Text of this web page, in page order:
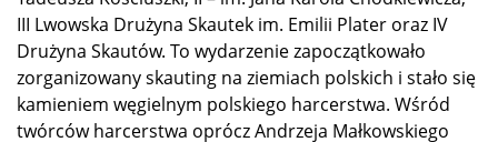
III Lwowska Drużyna Skautek im. Emilii Plater oraz IV
Drużyna Skautów. To wydarzenie zapoczątkowało
zorganizowany skauting na ziemiach polskich i stało się
kamieniem węgielnym polskiego harcerstwa. Wśród
twórców harcerstwa oprócz Andrzeja Małkowskiego